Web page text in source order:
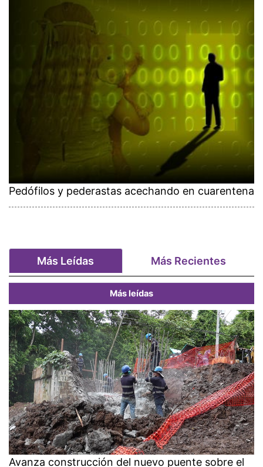
Pedófilos y pederastas acechando en cuarentena
Más Leídas Más Recientes
Más leídas
Avanza construcción del nuevo puente sobre el